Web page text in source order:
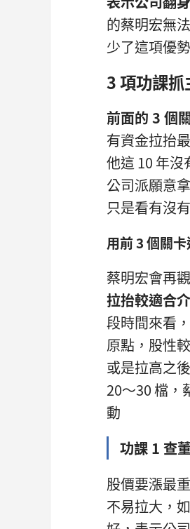
的蔡明宏無
少了這項優勢
3 項功課
前面的 3 個
有資金拉抬
他這 10 年
公司派願意
只是看有沒
用前 3 個關
蔡明宏會再
拉抬較適合
段時間來看
原點，股性
或是拉高之
20～30 檔，
動
功課 1 查
股價要漲最
不易拉大，